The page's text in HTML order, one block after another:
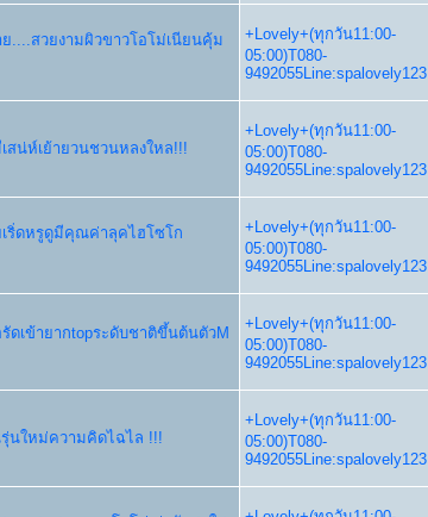
....สวยงามผิวขาวโอโม่เนียนคุ้ม
+Lovely+(ทุกวัน11:00-
05:00)T080-
9492055Line:spalovely123
สน่ห์เย้ายวนชวนหลงใหล!!!
+Lovely+(ทุกวัน11:00-
05:00)T080-
9492055Line:spalovely123
ริ่ดหรูดูมีคุณค่าลุคไฮโซโก
+Lovely+(ทุกวัน11:00-
05:00)T080-
9492055Line:spalovely123
เข้ายากtopระดับชาติขึ้นต้นตัวM
+Lovely+(ทุกวัน11:00-
05:00)T080-
9492055Line:spalovely123
นใหม่ความคิดไฉไล !!!
+Lovely+(ทุกวัน11:00-
05:00)T080-
9492055Line:spalovely123